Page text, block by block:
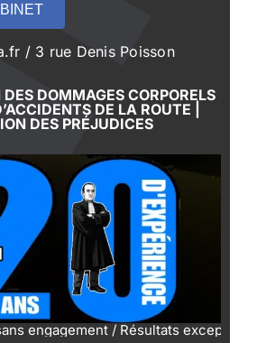
/ 3 rue Denis Poisson
DOMMAGES CORPORELS
DE LA ROUTE |
DES PRÉJUDICES
/ Résultats